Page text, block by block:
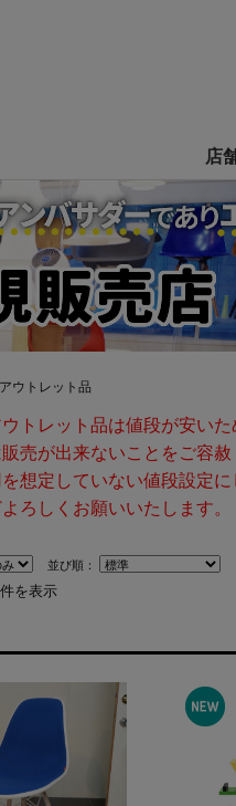
店
ウトレット品
トレット品は値段が安い
売が出来ないことをご容赦
想定していない値段設定に
ろしくお願いいたします。
並び順：
を表示